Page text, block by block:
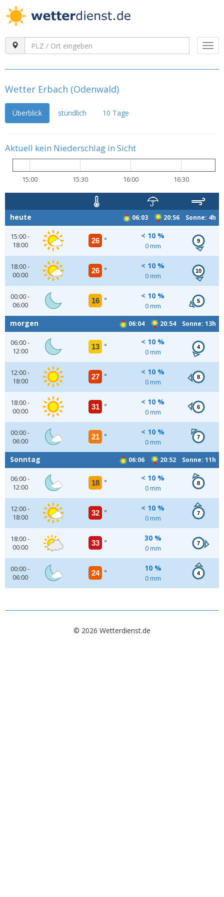
Wetter Erbach (Odenwald)
Überblick stündlich 10 Tage
Aktuell kein Niederschlag in Sicht
15:00 15:30 16:00 16:30
06:03 20:56 Sonne: 4h
heute
15:00 -
18:00
26 °
< 10 %
0 mm
9
18:00 -
00:00
26 °
< 10 %
0 mm
10
00:00 -
06:00
16 °
< 10 %
0 mm
5
06:04 20:54 Sonne: 13h
morgen
06:00 -
12:00
13 °
< 10 %
0 mm
4
12:00 -
18:00
27 °
< 10 %
0 mm
8
18:00 -
00:00
31 °
< 10 %
0 mm
6
00:00 -
06:00
21 °
< 10 %
0 mm
7
06:06 20:52 Sonne: 11h
Sonntag
06:00 -
12:00
18 °
< 10 %
0 mm
8
12:00 -
18:00
32 °
< 10 %
0 mm
7
18:00 -
00:00
33 °
30 %
0 mm
7
00:00 -
06:00
24 °
10 %
0 mm
4
© 2026 Wetterdienst.de